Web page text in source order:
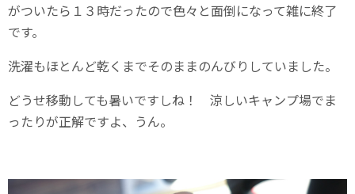
がついたら１３時だったので色々と面倒になって雑に終了
です。
洗濯もほとんど乾くまでそのままのんびりしていました。
どうせ移動しても暑いですしね！ 涼しいキャンプ場でま
ったりが正解ですよ、うん。